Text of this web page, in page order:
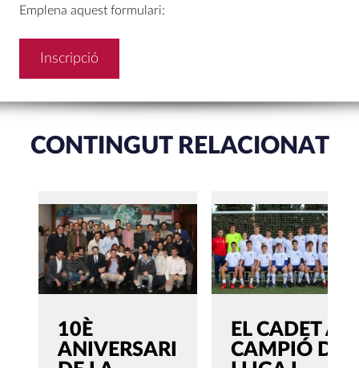
Emplena aquest formulari:
Inscripció
CONTINGUT RELACIONAT
10È
ANIVERSARI
EL CADET A,
CAMPIÓ DE